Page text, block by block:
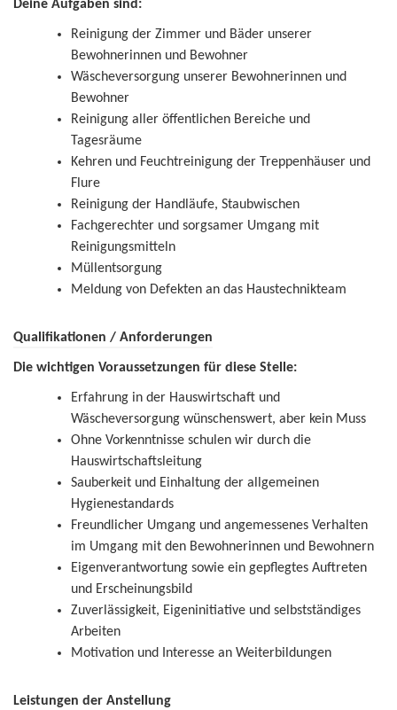
Deine Aufgaben sind:
Reinigung der Zimmer und Bäder unserer
Bewohnerinnen und Bewohner
Wäscheversorgung unserer Bewohnerinnen und
Bewohner
Reinigung aller öffentlichen Bereiche und
Tagesräume
Kehren und Feuchtreinigung der Treppenhäuser und
Flure
Reinigung der Handläufe, Staubwischen
Fachgerechter und sorgsamer Umgang mit
Reinigungsmitteln
Müllentsorgung
Meldung von Defekten an das Haustechnikteam
Qualifikationen / Anforderungen
Die wichtigen Voraussetzungen für diese Stelle:
Erfahrung in der Hauswirtschaft und
Wäscheversorgung wünschenswert, aber kein Muss
Ohne Vorkenntnisse schulen wir durch die
Hauswirtschaftsleitung
Sauberkeit und Einhaltung der allgemeinen
Hygienestandards
Freundlicher Umgang und angemessenes Verhalten
im Umgang mit den Bewohnerinnen und Bewohnern
Eigenverantwortung sowie ein gepflegtes Auftreten
und Erscheinungsbild
Zuverlässigkeit, Eigeninitiative und selbstständiges
Arbeiten
Motivation und Interesse an Weiterbildungen
Leistungen der Anstellung